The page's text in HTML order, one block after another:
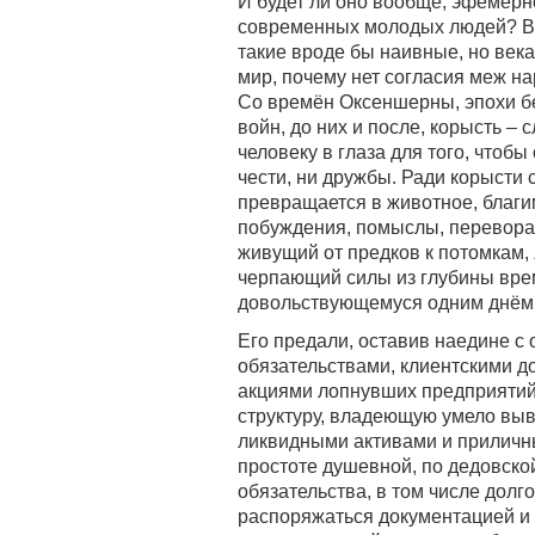
современных молодых людей?
такие вроде бы наивные, но
мир, почему нет согласия меж
Со времён Оксеншерны, эпохи
войн, до них и после, корысть –
человеку в глаза для того,
чести, ни дружбы. Ради корысти
превращается в животное,
побуждения, помыслы,
живущий от предков к
черпающий силы из глубины
довольствующемуся одним
Его предали, оставив наедине
обязательствами, клиентскими
акциями лопнувших
структуру, владеющую умело
ликвидными активами и
простоте душевной, по
обязательства, в том числе
распоряжаться документацией